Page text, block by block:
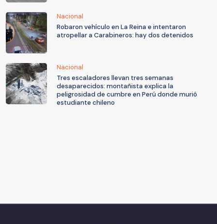
Nacional
Robaron vehículo en La Reina e intentaron
atropellar a Carabineros: hay dos detenidos
Nacional
Tres escaladores llevan tres semanas
desaparecidos: montañista explica la
peligrosidad de cumbre en Perú donde murió
estudiante chileno